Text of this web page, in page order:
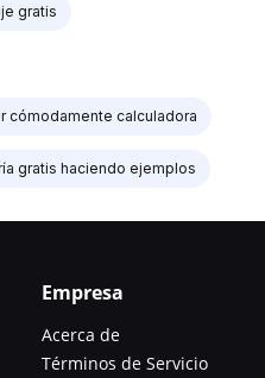
gratis
cómodamente calculadora
gratis haciendo ejemplos
Empresa
Acerca de
Términos de Servicio